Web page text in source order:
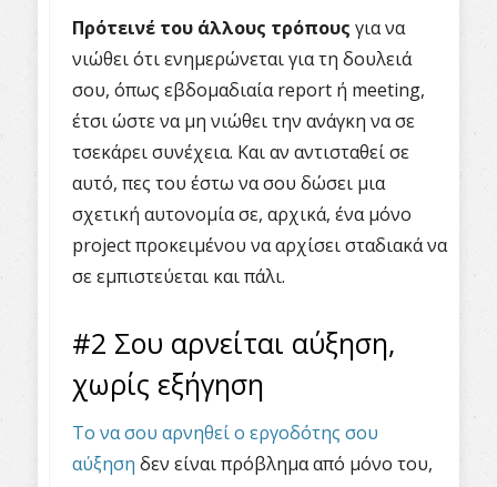
Πρότεινέ του άλλους τρόπους για να
νιώθει ότι ενημερώνεται για τη δουλειά
σου, όπως εβδομαδιαία report ή meeting,
έτσι ώστε να μη νιώθει την ανάγκη να σε
τσεκάρει συνέχεια. Και αν αντισταθεί σε
αυτό, πες του έστω να σου δώσει μια
σχετική αυτονομία σε, αρχικά, ένα μόνο
project προκειμένου να αρχίσει σταδιακά να
σε εμπιστεύεται και πάλι.
#2 Σου αρνείται αύξηση,
χωρίς εξήγηση
Το να σου αρνηθεί ο εργοδότης σου
αύξηση δεν είναι πρόβλημα από μόνο του,